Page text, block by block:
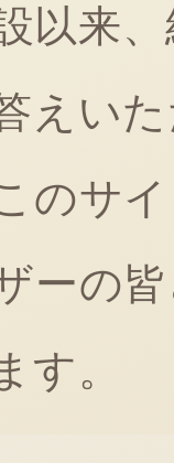
以来
えい
のサ
ーの
す。